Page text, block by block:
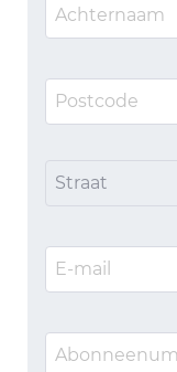
Straat